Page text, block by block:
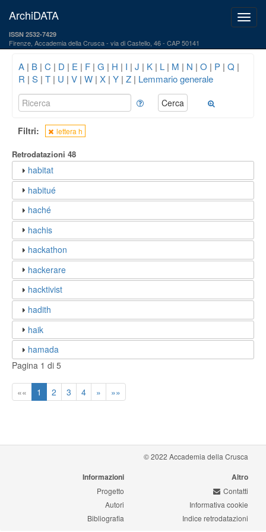
ArchiDATA
ISSN 2532-7429
Firenze, Accademia della Crusca via di Castello, 46 - CAP 50141
A | B | C | D | E | F | G | H | I | J | K | L | M | N | O | P | Q |
R | S | T | U | V | W | X | Y | Z | Lemmario generale
Filtri: lettera h
Retrodatazioni 48
habitat
habitué
haché
hachis
hackathon
hackerare
hacktivist
hadith
haik
hamada
Pagina 1 di 5
«« 1 2 3 4 » »»
© 2022 Accademia della Crusca
Informazioni
Progetto
Autori
Bibliografia
Altro
Contatti
Informativa cookie
Indice retrodatazioni